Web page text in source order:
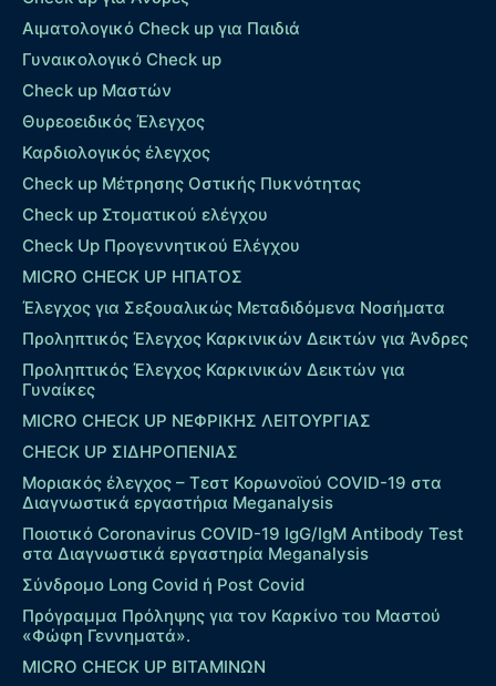
Αιματολογικό Check up για Παιδιά
Γυναικολογικό Check up
Check up Μαστών
Θυρεοειδικός Έλεγχος
Καρδιολογικός έλεγχος
Check up Mέτρησης Οστικής Πυκνότητας
Check up Στοματικού ελέγχου
Check Up Προγεννητικού Ελέγχου
MICRO CHECK UP HΠΑΤΟΣ
Έλεγχος για Σεξουαλικώς Μεταδιδόμενα Νοσήματα
Προληπτικός Έλεγχος Καρκινικών Δεικτών για Άνδρες
Προληπτικός Έλεγχος Καρκινικών Δεικτών για
Γυναίκες
MICRO CHECK UP ΝΕΦΡΙΚΗΣ ΛΕΙΤΟΥΡΓΙΑΣ
CHECK UP ΣΙΔΗΡΟΠΕΝΙΑΣ
Μοριακός έλεγχος – Τεστ Κορωνοϊού COVID-19 στα
Διαγνωστικά εργαστήρια Meganalysis
Ποιοτικό Coronavirus COVID-19 IgG/IgM Antibody Test
στα Διαγνωστικά εργαστηρία Meganalysis
Σύνδρομο Long Covid ή Post Covid
Πρόγραμμα Πρόληψης για τον Καρκίνο του Μαστού
«Φώφη Γεννηματά».
MICRO CHECK UP ΒΙΤΑΜΙΝΩΝ